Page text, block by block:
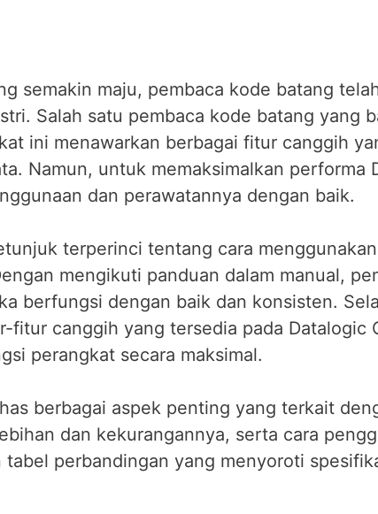
semakin maju, pembaca kode batang
Salah satu pembaca kode batang yang
ini menawarkan berbagai fitur canggih
Namun, untuk memaksimalkan performa
dan perawatannya dengan baik.
terperinci tentang cara
mengikuti panduan dalam manual,
berfungsi dengan baik dan konsisten.
canggih yang tersedia pada Datalogic
perangkat secara maksimal.
berbagai aspek penting yang terkait
dan kekurangannya, serta cara
tabel perbandingan yang menyoroti